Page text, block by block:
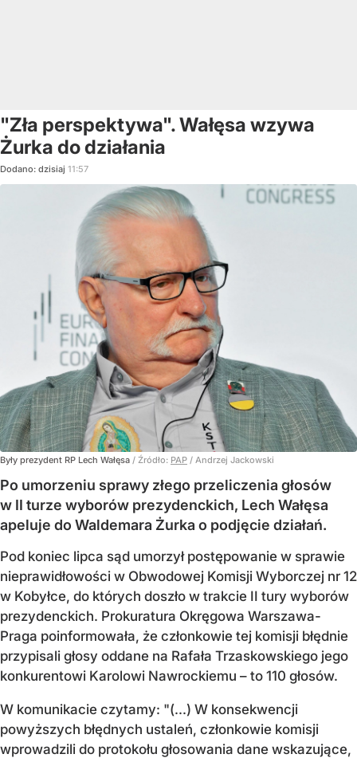
"Zła perspektywa". Wałęsa wzywa
Żurka do działania
Dodano: dzisiaj 11:57
Były prezydent RP Lech Wałęsa / Źródło: PAP / Andrzej Jackowski
Po umorzeniu sprawy złego przeliczenia głosów
w II turze wyborów prezydenckich, Lech Wałęsa
apeluje do Waldemara Żurka o podjęcie działań.
Pod koniec lipca sąd umorzył postępowanie w sprawie
nieprawidłowości w Obwodowej Komisji Wyborczej nr 12
w Kobyłce, do których doszło w trakcie II tury wyborów
prezydenckich. Prokuratura Okręgowa Warszawa-
Praga poinformowała, że członkowie tej komisji błędnie
przypisali głosy oddane na Rafała Trzaskowskiego jego
konkurentowi Karolowi Nawrockiemu – to 110 głosów.
W komunikacie czytamy: "(...) W konsekwencji
powyższych błędnych ustaleń, członkowie komisji
wprowadzili do protokołu głosowania dane wskazujące,